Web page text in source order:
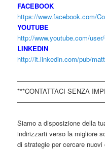
FACEBOOK
https://www.facebook.com/
YOUTUBE
http://www.youtube.com/
LINKEDIN
http://it.linkedin.com/pub/
***CONTATTACI SENZA
Siamo a disposizione della
indirizzarti verso la migliore
di strategie per cercare nuovi